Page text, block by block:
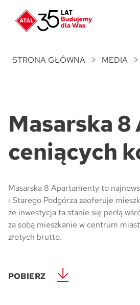
STRONA GŁÓWNA MEDIA
Masarska
ceniących
Masarska 8 Apartamenty to
i Starego Podgórza zaoferuje
że inwestycja ta stanie się perłą
za sobą mieszkanie w centrum
złotych brutto.
POBIERZ
w Poznaniu
Program Poleceń ATAL
NOWOŚĆ
NOWOŚĆ
ATAL Ruczaj w Krakowie